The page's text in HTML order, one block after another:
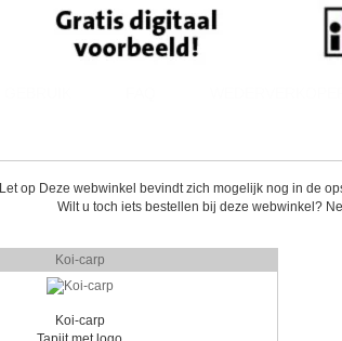
Let op Deze webwinkel bevindt zich mogelijk nog in de
Wilt u toch iets bestellen bij deze webwinkel?
Koi-carp
Koi-carp